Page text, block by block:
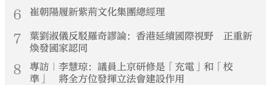
6 崔朝陽履新紫荊文化集團總經理
7
葉劉淑儀反駁羅奇謬論：香港延續國際視野 正重新
煥發國家認同
8
專訪｜李慧琼：議員上京研修是「充電」和「校
準」 將全方位發揮立法會建設作用